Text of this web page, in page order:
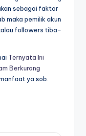
sebagai faktor
maka pemilik akun
followers tiba-
Ternyata Ini
Berkurang
ya sob.